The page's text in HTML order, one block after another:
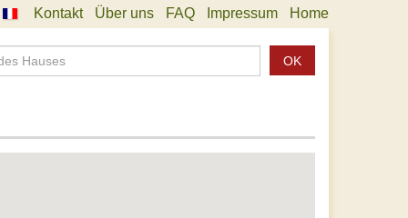
Kontakt Über uns FAQ Impressum Home
OK